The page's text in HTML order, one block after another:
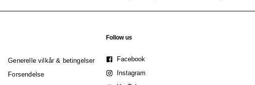
Generelle vilkår & betingelser
Forsendelse
Follow us
Facebook
Instagram